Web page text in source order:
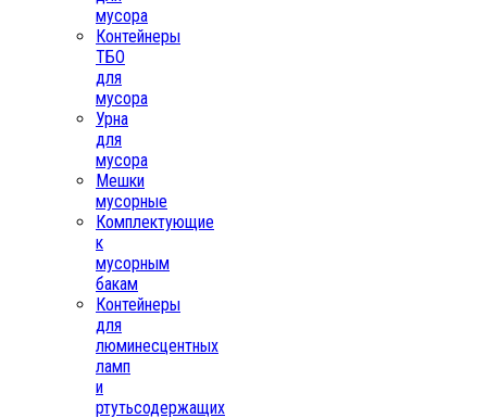
мусора
Контейнеры
ТБО
для
мусора
Урна
для
мусора
Мешки
мусорные
Комплектующие
к
мусорным
бакам
Контейнеры
для
люминесцентных
ламп
и
ртутьсодержащих